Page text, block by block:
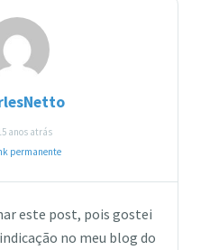
anos atrás
permanente
este post, pois gostei
no meu blog do